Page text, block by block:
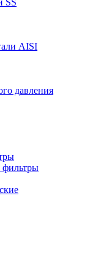
SS
AISI
давления
фильтры